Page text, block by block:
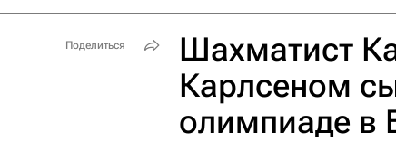
Шахматист
Карлсеном
олимпиаде в
Поделиться